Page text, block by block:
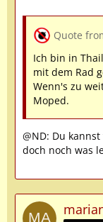
Quote
Ich bin in
mit dem Rad
Wenn's zu
Moped.
@ND: Du
doch noch was